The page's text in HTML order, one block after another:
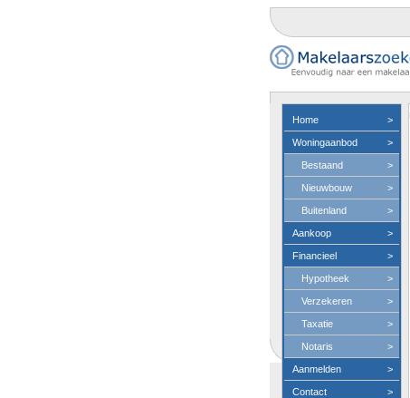
Home >
Woningaanbod >
Bestaand >
Nieuwbouw >
Buitenland >
Aankoop >
Financieel >
Hypotheek >
Verzekeren >
Taxatie >
Notaris >
Aanmelden >
Contact >